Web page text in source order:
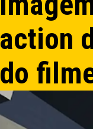
action
do